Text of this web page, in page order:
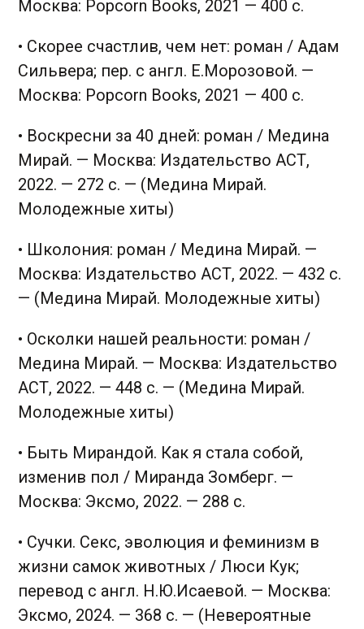
Москва: Popcorn Books, 2021 — 400 с.
• Скорее счастлив, чем нет: роман / Адам
Сильвера; пер. с англ. Е.Морозовой. —
Москва: Popcorn Books, 2021 — 400 с.
• Воскресни за 40 дней: роман / Медина
Мирай. — Москва: Издательство АСТ,
2022. — 272 с. — (Медина Мирай.
Молодежные хиты)
• Школония: роман / Медина Мирай. —
Москва: Издательство АСТ, 2022. — 432 с.
— (Медина Мирай. Молодежные хиты)
• Осколки нашей реальности: роман /
Медина Мирай. — Москва: Издательство
АСТ, 2022. — 448 с. — (Медина Мирай.
Молодежные хиты)
• Быть Мирандой. Как я стала собой,
изменив пол / Миранда Зомберг. —
Москва: Эксмо, 2022. — 288 с.
• Сучки. Секс, эволюция и феминизм в
жизни самок животных / Люси Кук;
перевод с англ. Н.Ю.Исаевой. — Москва:
Эксмо, 2024. — 368 с. — (Невероятные